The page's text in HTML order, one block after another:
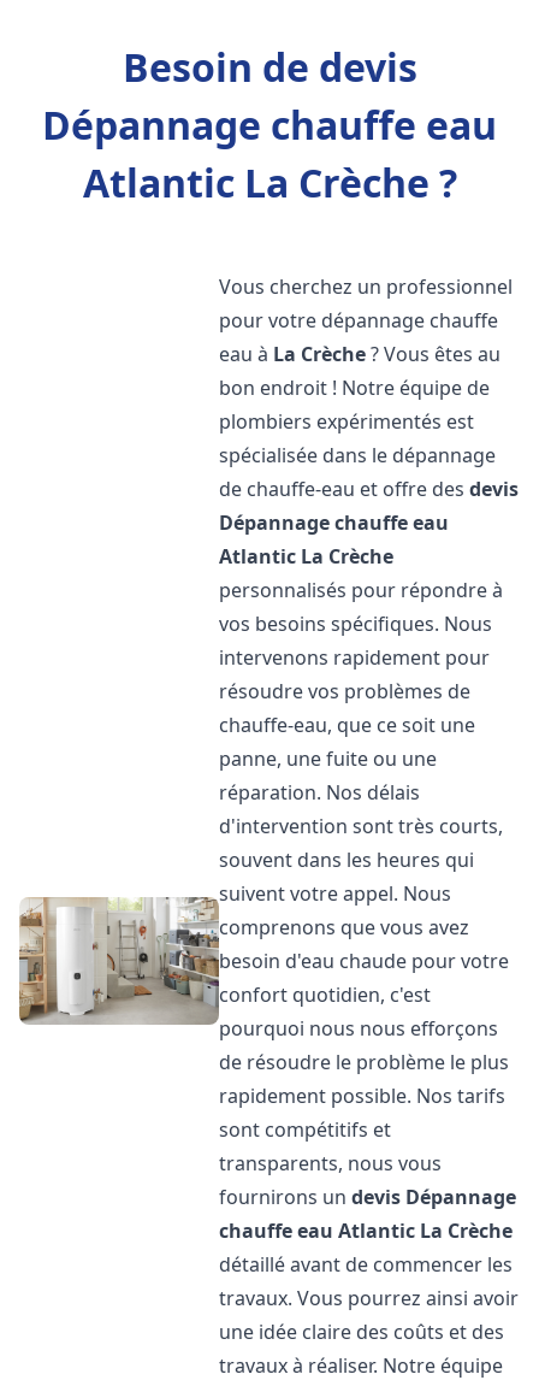
Besoin de devis
Dépannage chauffe eau
Atlantic La Crèche ?
Vous cherchez un professionnel
pour votre dépannage chauffe
eau à La Crèche? Vous êtes au
bon endroit ! Notre équipe de
plombiers expérimentés est
spécialisée dans le dépannage
de chauffe-eau et offre desdevis
Dépannage chauffe eau
Atlantic La Crèche
personnalisés pour répondre à
vos besoins spécifiques. Nous
intervenons rapidement pour
résoudre vos problèmes de
chauffe-eau, que ce soit une
panne, une fuite ou une
réparation. Nos délais
d'intervention sont très courts,
souvent dans les heures qui
suivent votre appel. Nous
comprenons que vous avez
besoin d'eau chaude pour votre
confort quotidien, c'est
pourquoi nous nous efforçons
de résoudre le problème le plus
rapidement possible. Nos tarifs
sont compétitifs et
transparents, nous vous
fournirons undevis Dépannage
chauffe eau Atlantic La Crèche
détaillé avant de commencer les
travaux. Vous pourrez ainsi avoir
une idée claire des coûts et des
travaux à réaliser. Notre équipe